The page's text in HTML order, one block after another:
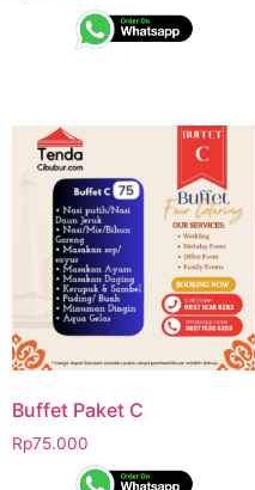
Buffet Paket C
Rp75.000